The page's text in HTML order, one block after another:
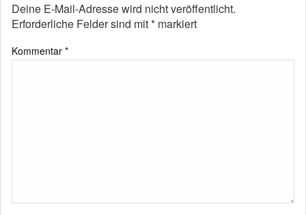
Deine E-Mail-Adresse wird nicht veröffentlicht.
Erforderliche Felder sind mit* markiert
Kommentar *